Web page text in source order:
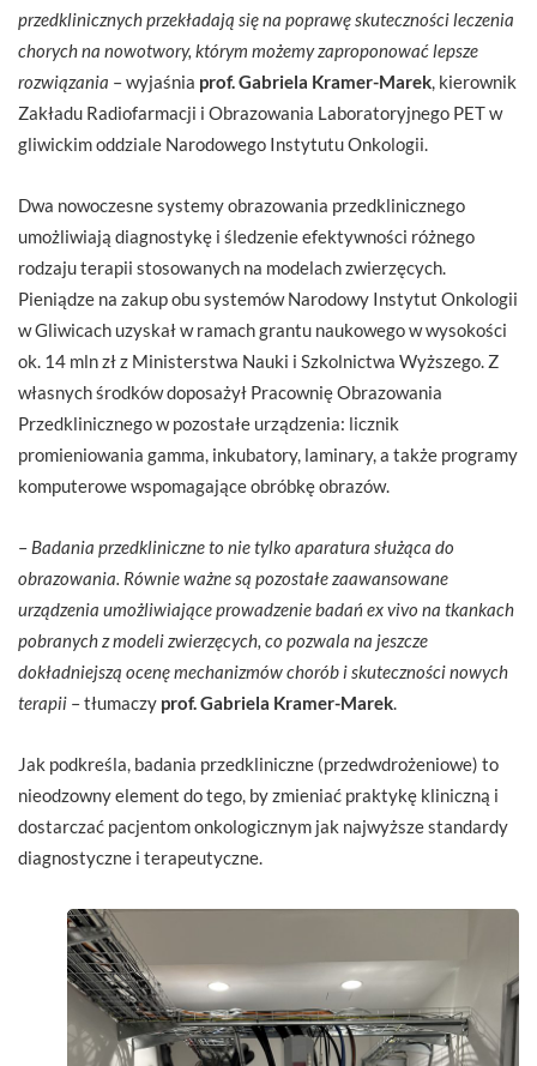
przedklinicznych przekładają się na poprawę skuteczności leczenia
chorych na nowotwory, którym możemy zaproponować lepsze
rozwiązania – wyjaśnia prof. Gabriela Kramer-Marek , kierownik
Zakładu Radiofarmacji i Obrazowania Laboratoryjnego PET w
gliwickim oddziale Narodowego Instytutu Onkologii.
Dwa nowoczesne systemy obrazowania przedklinicznego
umożliwiają diagnostykę i śledzenie efektywności różnego
rodzaju terapii stosowanych na modelach zwierzęcych.
Pieniądze na zakup obu systemów Narodowy Instytut Onkologii
w Gliwicach uzyskał w ramach grantu naukowego w wysokości
ok. 14 mln zł z Ministerstwa Nauki i Szkolnictwa Wyższego. Z
własnych środków doposażył Pracownię Obrazowania
Przedklinicznego w pozostałe urządzenia: licznik
promieniowania gamma, inkubatory, laminary, a także programy
komputerowe wspomagające obróbkę obrazów.
– Badania przedkliniczne to nie tylko aparatura służąca do
obrazowania. Równie ważne są pozostałe zaawansowane
urządzenia umożliwiające prowadzenie badań ex vivo na tkankach
pobranych z modeli zwierzęcych, co pozwala na jeszcze
dokładniejszą ocenę mechanizmów chorób i skuteczności nowych
terapii – tłumaczy prof. Gabriela Kramer-Marek
Jak podkreśla, badania przedkliniczne (przedwdrożeniowe) to
nieodzowny element do tego, by zmieniać praktykę kliniczną i
dostarczać pacjentom onkologicznym jak najwyższe standardy
diagnostyczne i terapeutyczne.